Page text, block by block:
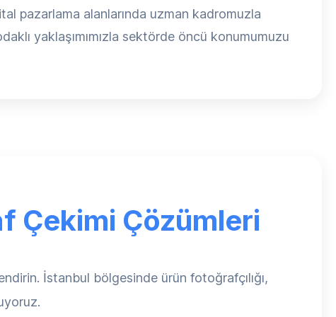
pazarlama alanlarında uzman kadromuzla
yaklaşımımızla sektörde öncü konumumuzu
Çekimi Çözümleri
İstanbul bölgesinde ürün fotoğrafçılığı,